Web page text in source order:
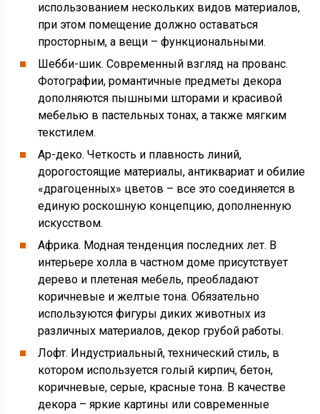
использованием нескольких видов материалов,
при этом помещение должно оставаться
просторным, а вещи – функциональными.
Шебби-шик. Современный взгляд на прованс.
Фотографии, романтичные предметы декора
дополняются пышными шторами и красивой
мебелью в пастельных тонах, а также мягким
текстилем.
Ар-деко. Четкость и плавность линий,
дорогостоящие материалы, антиквариат и обилие
«драгоценных» цветов – все это соединяется в
единую роскошную концепцию, дополненную
искусством.
Африка. Модная тенденция последних лет. В
интерьере холла в частном доме присутствует
дерево и плетеная мебель, преобладают
коричневые и желтые тона. Обязательно
используются фигуры диких животных из
различных материалов, декор грубой работы.
Лофт. Индустриальный, технический стиль, в
котором используется голый кирпич, бетон,
коричневые, серые, красные тона. В качестве
декора – яркие картины или современные